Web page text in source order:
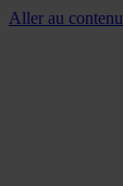
Aller au contenu